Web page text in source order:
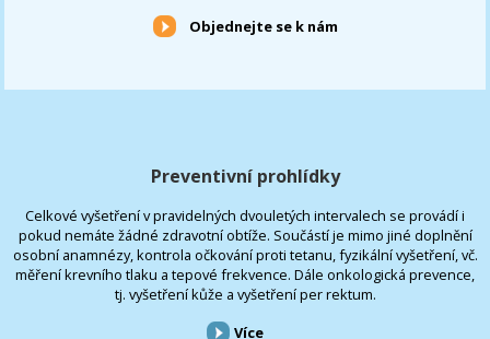
Objednejte se k nám
Preventivní prohlídky
Celkové vyšetření v pravidelných dvouletých intervalech se provádí i
pokud nemáte žádné zdravotní obtíže. Součástí je mimo jiné doplnění
osobní anamnézy, kontrola očkování proti tetanu, fyzikální vyšetření, vč.
měření krevního tlaku a tepové frekvence. Dále onkologická prevence,
tj. vyšetření kůže a vyšetření per rektum.
Více